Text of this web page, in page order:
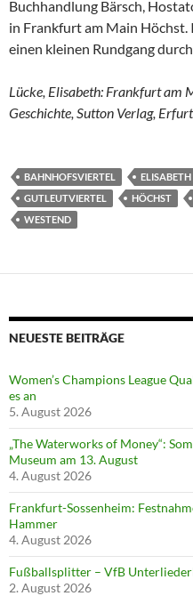
Buchhandlung Bärsch,
in Frankfurt am Main
einen kleinen Rundgang
Lücke, Elisabeth: Frankfurt am
Geschichte, Sutton Verlag,
BAHNHOFSVIERTEL
GUTLEUTVIERTEL
HÖCHST
WESTEND
NEUESTE BEITRÄGE
Women’s Champions League
es an
5. August 2026
„The Waterworks of Money“:
Museum am 13. August
4. August 2026
Frankfurt-Sossenheim:
Hammer
4. August 2026
Fußballsplitter – VfB
2. August 2026